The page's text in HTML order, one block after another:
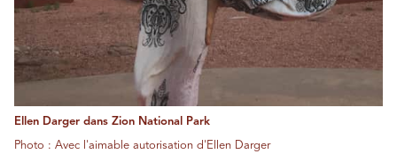
Ellen Darger dans Zion National Park
Photo : Avec l'aimable autorisation d'Ellen Darger